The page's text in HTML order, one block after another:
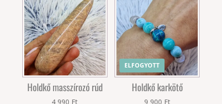
Holdkő masszírozó rúd
4 990 Ft
ELFOGYOTT
Holdkő karkötő
9 900 Ft